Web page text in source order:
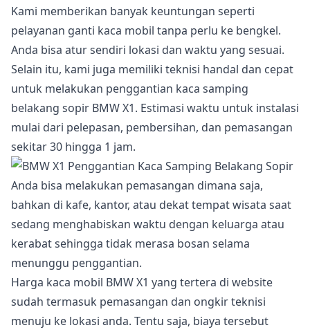
Kami memberikan banyak keuntungan seperti
pelayanan ganti kaca mobil tanpa perlu ke bengkel.
Anda bisa atur sendiri lokasi dan waktu yang sesuai.
Selain itu, kami juga memiliki teknisi handal dan cepat
untuk melakukan penggantian kaca samping
belakang sopir BMW X1. Estimasi waktu untuk instalasi
mulai dari pelepasan, pembersihan, dan pemasangan
sekitar 30 hingga 1 jam.
Anda bisa melakukan pemasangan dimana saja,
bahkan di kafe, kantor, atau dekat tempat wisata saat
sedang menghabiskan waktu dengan keluarga atau
kerabat sehingga tidak merasa bosan selama
menunggu penggantian.
Harga kaca mobil BMW X1 yang tertera di website
sudah termasuk pemasangan dan ongkir teknisi
menuju ke lokasi anda. Tentu saja, biaya tersebut